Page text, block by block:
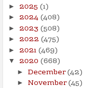
► 2025 (1)
► 2024(408)
► 2023 (508)
► 2022 (475)
► 2021(469)
▼ 2020 (668)
► December(42)
► November(45)